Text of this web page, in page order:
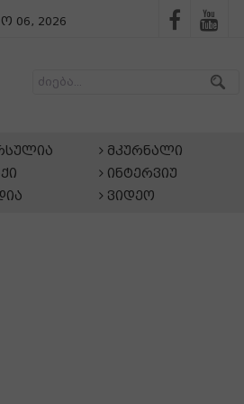
06, 2026
მკურნალი
ინტერვიუ
ვიდეო